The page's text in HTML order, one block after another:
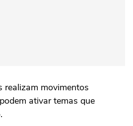
realizam movimentos
ativar temas que